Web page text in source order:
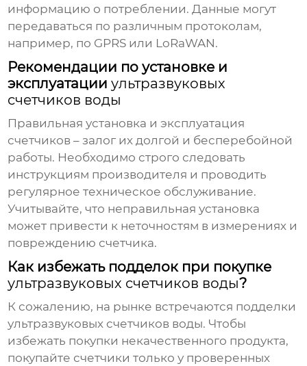
информацию о потреблении. Данные могут
передаваться по различным протоколам,
например, по GPRS или LoRaWAN.
Рекомендации по установке и
эксплуатацииультразвуковых
счетчиков воды
Правильная установка и эксплуатация
счетчиков – залог их долгой и бесперебойной
работы. Необходимо строго следовать
инструкциям производителя и проводить
регулярное техническое обслуживание.
Учитывайте, что неправильная установка
может привести к неточностям в измерениях и
повреждению счетчика.
Как избежать подделок при покупке
ультразвуковых счетчиков воды?
К сожалению, на рынке встречаются подделки
ультразвуковых счетчиков воды. Чтобы
избежать покупки некачественного продукта,
покупайте счетчики только у проверенных